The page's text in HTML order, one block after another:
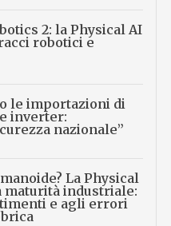
2: la Physical AI
robotici e
le importazioni di
inverter:
nazionale”
La Physical
maturità industriale:
e agli errori